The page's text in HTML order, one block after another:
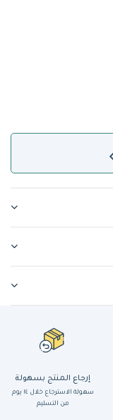
إرجاع المنتج بسهولة
سهولة الاسترجاع خلال ١٤ يوم
من التسليم